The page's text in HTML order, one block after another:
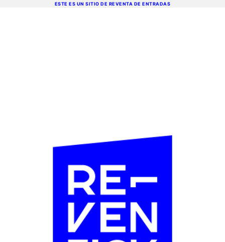
ESTE ES UN SITIO DE REVENTA DE ENTRADAS